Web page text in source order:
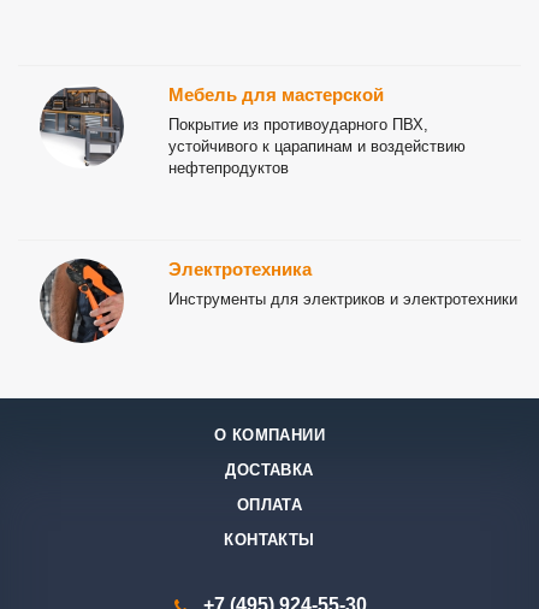
Мебель для мастерской
Покрытие из противоударного ПВХ,
устойчивого к царапинам и воздействию
нефтепродуктов
Электротехника
Инструменты для электриков и электротехники
О КОМПАНИИ
ДОСТАВКА
ОПЛАТА
КОНТАКТЫ